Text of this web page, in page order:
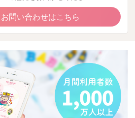
問い合わせはこちら